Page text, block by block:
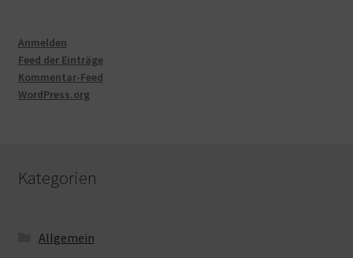
Anmelden
Feed der Einträge
Kommentar-Feed
WordPress.org
Kategorien
Allgemein